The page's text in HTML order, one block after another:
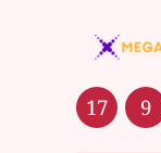
17 9